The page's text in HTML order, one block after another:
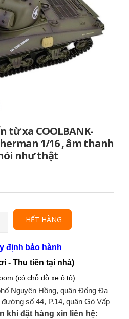
từ xa COOLBANK-
1/16 , âm thanh
như thật
HẾT HÀNG
định bảo hành
- Thu tiền tại nhà)
(có chỗ đỗ xe ô tô)
Nguyên Hồng, quận Đống Đa
số 44, P.14, quận Gò Vấp
khi đặt hàng xin liên hệ: